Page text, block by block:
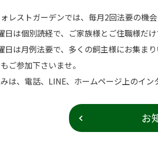
レストガーデンでは、毎月2回法要の機会
日は個別読経で、ご家族様とご住職様だけ
日は月例法要で、多くの飼主様にお集ま
ご参加下さいませ。
は、電話、LINE、ホームページ上のイン
お